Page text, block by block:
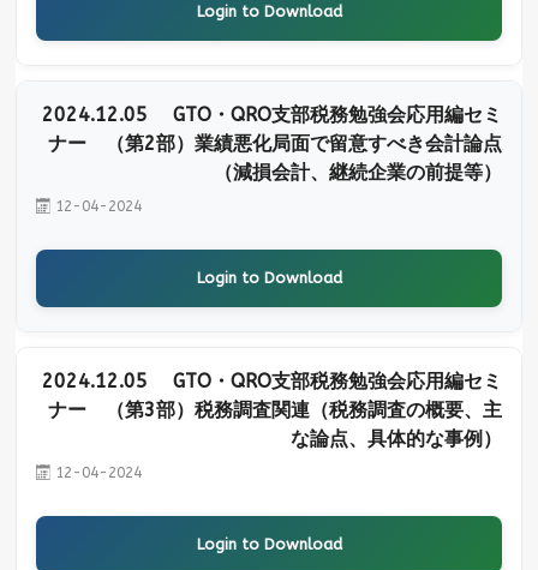
Login to Download
2024.12.05 GTO・QRO支部税務勉強会応用編セミ
ナー （第2部）業績悪化局面で留意すべき会計論点
（減損会計、継続企業の前提等）
12-04-2024
Login to Download
2024.12.05 GTO・QRO支部税務勉強会応用編セミ
ナー （第3部）税務調査関連（税務調査の概要、主
な論点、具体的な事例）
12-04-2024
Login to Download